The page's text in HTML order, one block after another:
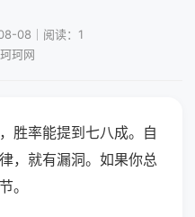
08｜阅读：1
珂网
胜率能提到七八成。自
，就有漏洞。如果你总
。